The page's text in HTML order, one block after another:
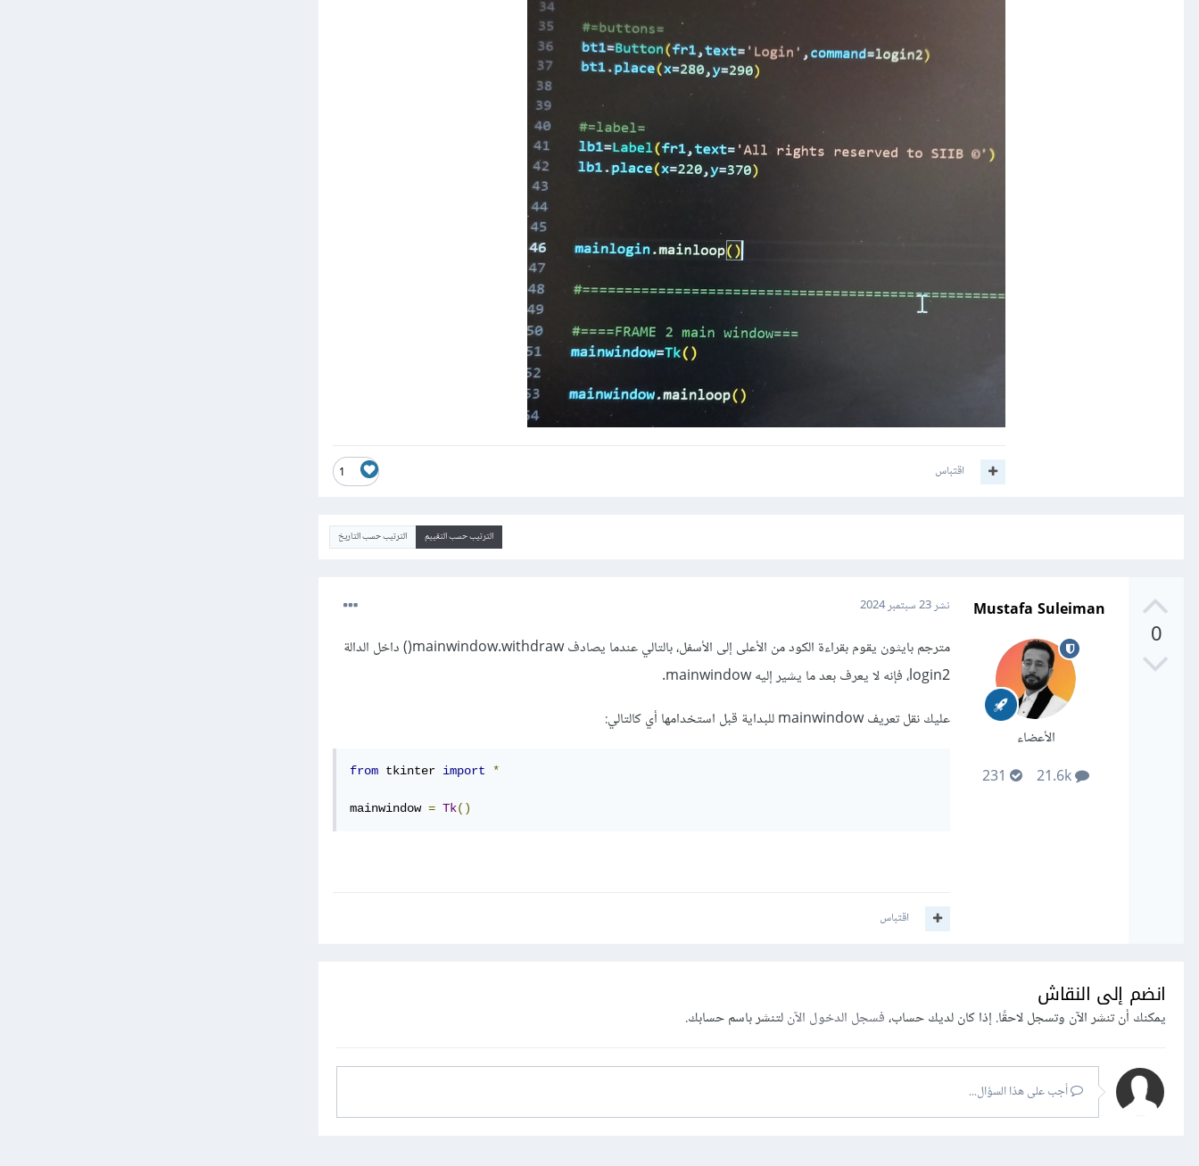
1 اقتباس
الترتيب حسب التقييم الترتيب حسب التاريخ
0
Mustafa Suleiman
الأعضاء
نشر23 سبتمبر 2024
مترجم بايثون يقوم بقراءة الكود من الأعلى إلى الأسفل، بالتالي عندما يصادف mainwindow.withdraw() داخل الدالة
login2، فإنه لا يعرف بعد ما يشير إليه mainwindow.
عليك نقل تعريف mainwindow للبداية قبل استخدامها أي كالتالي:
from tkinter import *
mainwindow = Tk()
اقتباس
انضم إلى النقاش
يمكنك أن تنشر الآن وتسجل لاحقًا. إذا كان لديك حساب،فسجل الدخول الآنلتنشر باسم حسابك.
أجب على هذا السؤال...